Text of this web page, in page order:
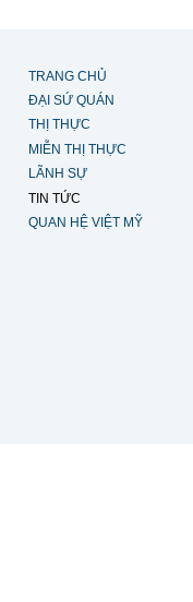
TRANG CHỦ
ĐẠI SỨ QUÁN
THỊ THỰC
MIỄN THỊ THỰC
LÃNH SỰ
TIN TỨC
QUAN HỆ VIỆT MỸ